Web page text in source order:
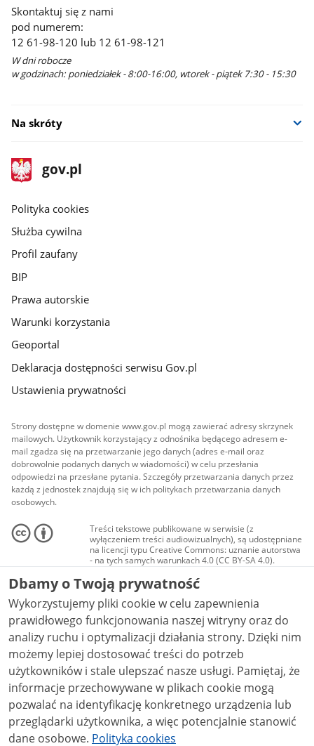
Skontaktuj się z nami
pod numerem:
12 61-98-120 lub 12 61-98-121
W dni robocze
w godzinach: poniedziałek - 8:00-16:00, wtorek - piątek 7:30 - 15:30
Na skróty
stopka
gov.pl
Strona
gov.pl
gov.pl
Polityka cookies
Służba cywilna
Profil zaufany
BIP
Prawa autorskie
Warunki korzystania
Geoportal
Deklaracja dostępności serwisu Gov.pl
Ustawienia prywatności
Strony dostępne w domenie www.gov.pl mogą zawierać adresy skrzynek
mailowych. Użytkownik korzystający z odnośnika będącego adresem e-
mail zgadza się na przetwarzanie jego danych (adres e-mail oraz
dobrowolnie podanych danych w wiadomości) w celu przesłania
odpowiedzi na przesłane pytania. Szczegóły przetwarzania danych przez
każdą z jednostek znajdują się w ich politykach przetwarzania danych
osobowych.
Treści tekstowe publikowane w serwisie (z
wyłączeniem treści audiowizualnych), są udostępniane
na licencji typu Creative Commons: uznanie autorstwa
- na tych samych warunkach 4.0 (CC BY-SA 4.0).
Materiały audiowizualne, w tym zdjęcia, materiały
audio i wideo, są udostępniane na licencji typu
Creative Commons: uznanie autorstwa użycie
niekomercyjne - bez utworów zależnych 4.0 (CC BY-
NC-ND 4.0), o ile nie jest to stwierdzone inaczej.
Dbamy o Twoją prywatność
Wykorzystujemy pliki cookie w celu zapewnienia
prawidłowego funkcjonowania naszej witryny oraz do
analizy ruchu i optymalizacji działania strony. Dzięki nim
możemy lepiej dostosować treści do potrzeb
użytkowników i stale ulepszać nasze usługi. Pamiętaj, że
informacje przechowywane w plikach cookie mogą
pozwalać na identyfikację konkretnego urządzenia lub
przeglądarki użytkownika, a więc potencjalnie stanowić
dane osobowe. Polityka cookies